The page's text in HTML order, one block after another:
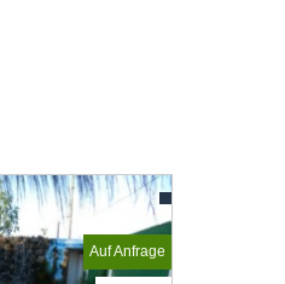
Auf Anfrage